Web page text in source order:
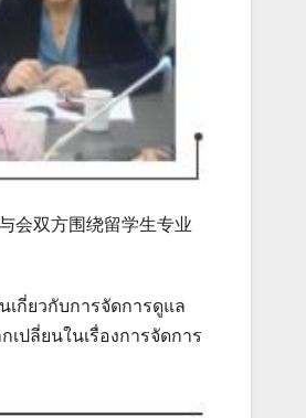
会双方围绕留学生专业
กี่ยวกับการจัดการดูแล
ปลี่ยนในเรื่องการจัดการ